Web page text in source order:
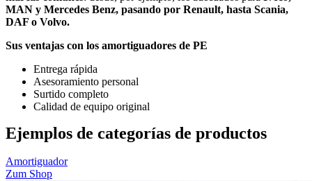
MAN y Mercedes Benz, pasando por Renault, hasta Scania,
DAF o Volvo.
Sus ventajas con los amortiguadores de PE
Entrega rápida
Asesoramiento personal
Surtido completo
Calidad de equipo original
Ejemplos de categorías de productos
Amortiguador
Zum Shop